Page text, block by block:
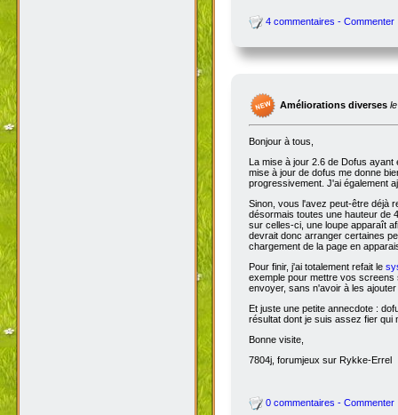
4 commentaires - Commenter
Améliorations diverses
Bonjour à tous,
La mise à jour 2.6 de Dofus
mise à jour de dofus me donne
progressivement. J'ai également
Sinon, vous l'avez peut-être déjà
désormais toutes une hauteur de
sur celles-ci, une loupe apparaît
devrait donc arranger certaines
chargement de la page en
Pour finir, j'ai totalement refait le
exemple pour mettre vos
envoyer, sans n'avoir à les
Et juste une petite annecdote :
résultat dont je suis assez fier qui
Bonne visite,
7804j, forumjeux sur Rykke-Errel
0 commentaires - Commenter